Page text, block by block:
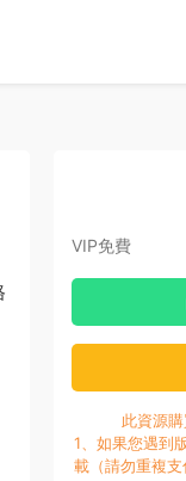
VIP免費
此資源
1、如果您遇到
載（請勿重複支